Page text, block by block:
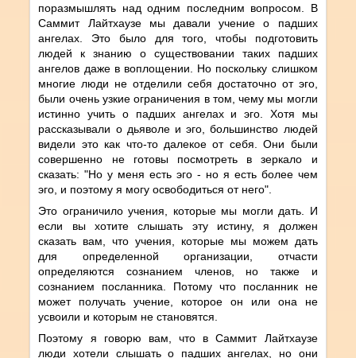
поразмышлять над одним последним вопросом. В
Саммит Лайтхаузе мы давали учение о падших
ангелах. Это было для того, чтобы подготовить
людей к знанию о существовании таких падших
ангелов даже в воплощении. Но поскольку слишком
многие люди не отделили себя достаточно от эго,
были очень узкие ограничения в том, чему мы могли
истинно учить о падших ангелах и эго. Хотя мы
рассказывали о дьяволе и эго, большинство людей
видели это как что-то далекое от себя. Они были
совершенно не готовы посмотреть в зеркало и
сказать: "Но у меня есть эго - но я есть более чем
эго, и поэтому я могу освободиться от него".
Это ограничило учения, которые мы могли дать. И
если вы хотите слышать эту истину, я должен
сказать вам, что учения, которые мы можем дать
для определенной организации, отчасти
определяются сознанием членов, но также и
сознанием посланника. Потому что посланник не
может получать учение, которое он или она не
усвоили и которым не становятся.
Поэтому я говорю вам, что в Саммит Лайтхаузе
люди хотели слышать о падших ангелах, но они